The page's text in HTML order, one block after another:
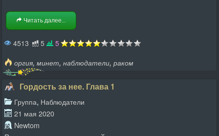
Читать далее...
4513 5
5
оргия, минет, наблюдатели, раком
Гордость за нее. Глава 1
Группа, Наблюдатели
21 мая 2020
Newtom